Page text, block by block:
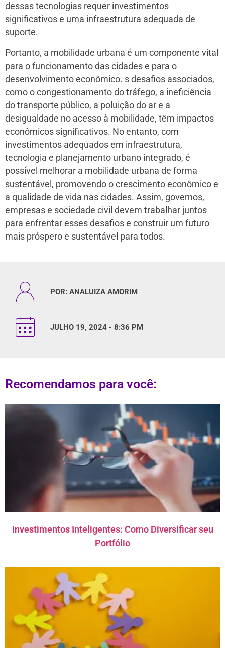
dessas tecnologias requer investimentos
significativos e uma infraestrutura adequada de
suporte.
Portanto, a mobilidade urbana é um componente vital
para o funcionamento das cidades e para o
desenvolvimento econômico. s desafios associados,
como o congestionamento do tráfego, a ineficiência
do transporte público, a poluição do ar e a
desigualdade no acesso à mobilidade, têm impactos
econômicos significativos. No entanto, com
investimentos adequados em infraestrutura,
tecnologia e planejamento urbano integrado, é
possível melhorar a mobilidade urbana de forma
sustentável, promovendo o crescimento econômico e
a qualidade de vida nas cidades. Assim, governos,
empresas e sociedade civil devem trabalhar juntos
para enfrentar esses desafios e construir um futuro
mais próspero e sustentável para todos.
POR: ANALUIZA AMORIM
JULHO 19, 2024 - 8:36 PM
Recomendamos para você:
Investimentos Inteligentes: Como Diversificar seu
Portfólio